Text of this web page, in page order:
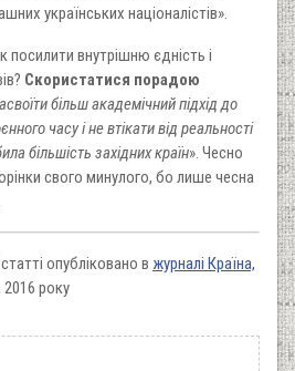
українських націоналістів».
внутрішню єдність і
Скористатися порадою
більш академічний підхід до
часу і не втікати від реальності
більшість західних країн». Чесно
свого минулого, бо лише чесна
опубліковано в журналі Країна,
року